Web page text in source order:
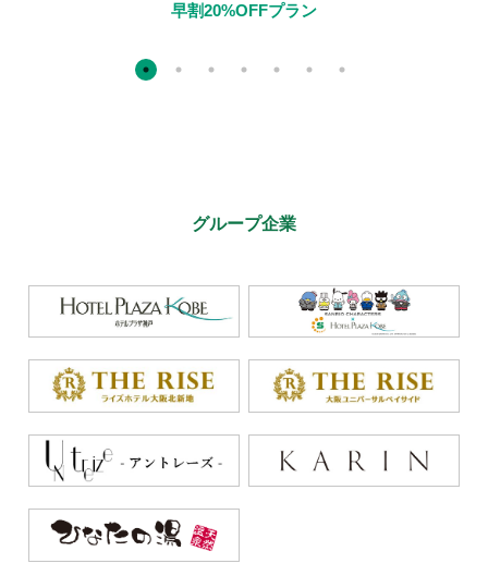
セット割10%OFFプラン
グループ企業